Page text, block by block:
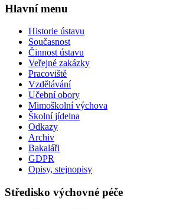
Hlavní menu
Historie ústavu
Současnost
Činnost ústavu
Veřejné zakázky
Pracoviště
Vzdělávání
Učební obory
Mimoškolní výchova
Školní jídelna
Odkazy
Archiv
Bakaláři
GDPR
Opisy, stejnopisy
Středisko výchovné péče